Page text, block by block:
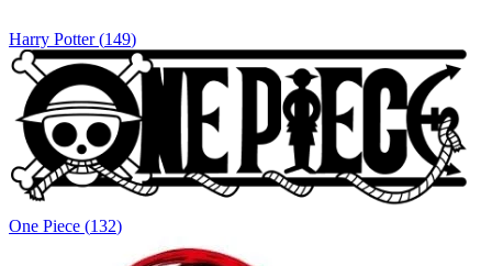
Harry Potter (149)
One Piece (132)